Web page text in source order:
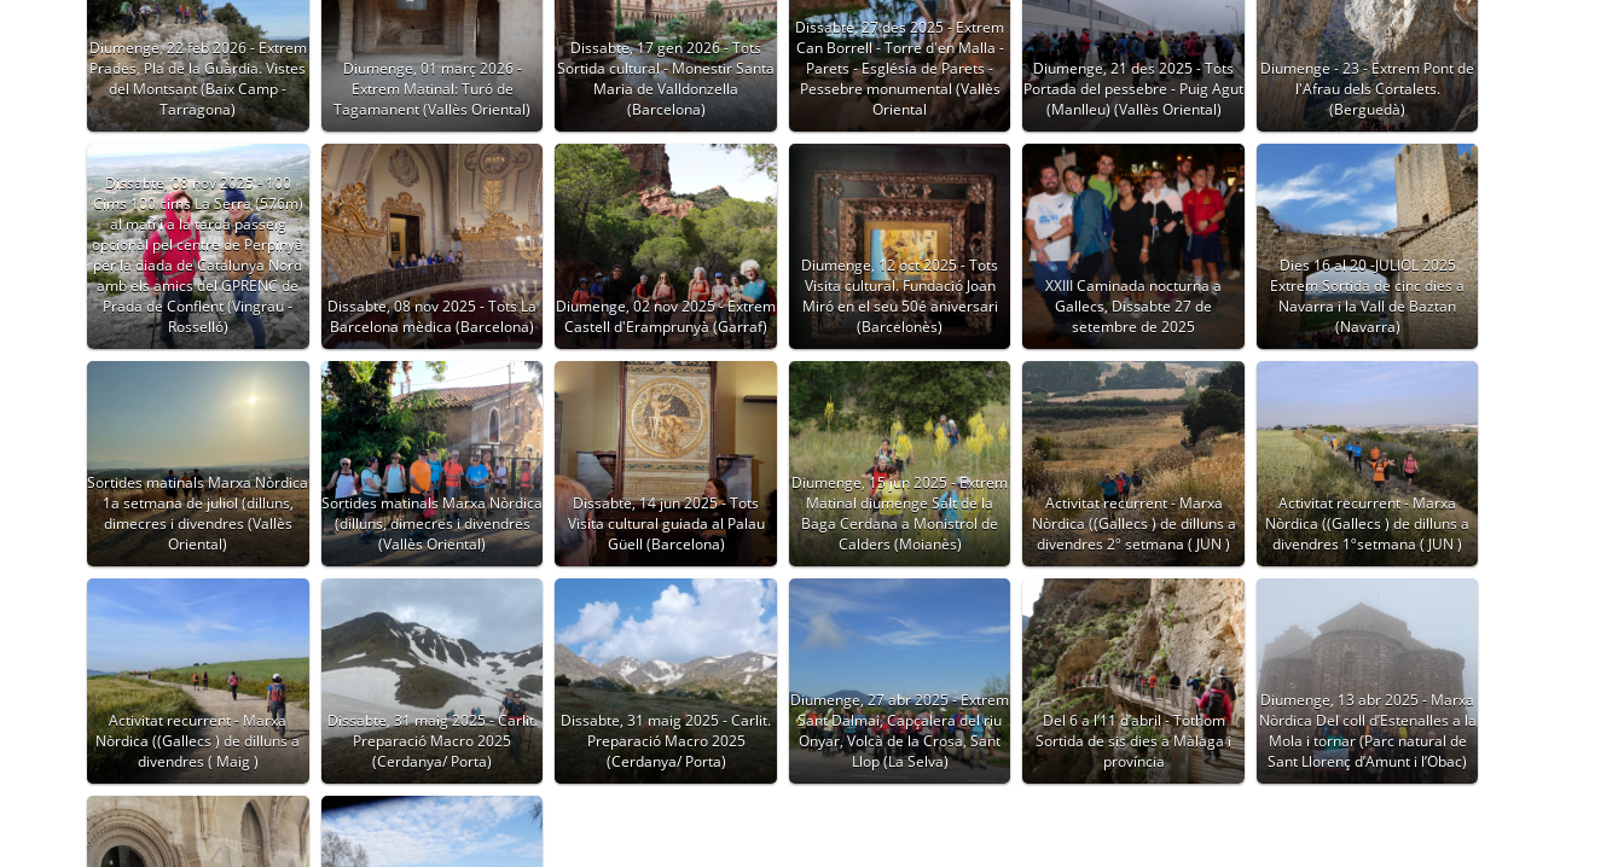
Diumenge, 22 feb 2026 - Extrem
Prades, Pla de la Guàrdia. Vistes
del Montsant (Baix Camp -
Tarragona)
Diumenge, 01 març 2026 -
Extrem Matinal: Turó de
Tagamanent (Vallès Oriental)
Dissabte, 17 gen 2026 - Tots
Sortida cultural - Monestir Santa
Maria de Valldonzella
(Barcelona)
Dissabte, 27 des 2025 - Extrem
Can Borrell - Torre d'en Malla -
Parets - Església de Parets -
Pessebre monumental (Vallès
Oriental
Diumenge, 21 des 2025 - Tots
Portada del pessebre - Puig Agut
(Manlleu) (Vallès Oriental)
Diumenge - 23 - Extrem Pont de
l'Afrau dels Cortalets.
(Berguedà)
Dissabte, 08 nov 2025 - 100
Cims 100 cims La Serra (576m)
al matí i a la tarda passeig
opcional pel centre de Perpinyà
per la diada de Catalunya Nord
amb els amics del GPRENC de
Prada de Conflent (Vingrau -
Rosselló)
Dissabte, 08 nov 2025 - Tots La
Barcelona mèdica (Barcelona)
Diumenge, 02 nov 2025 - Extrem
Castell d'Eramprunyà (Garraf)
Diumenge, 12 oct 2025 - Tots
Visita cultural. Fundació Joan
Miró en el seu 50é aniversari
(Barcelonès)
XXIII Caminada nocturna a
Gallecs, Dissabte 27 de
setembre de 2025
Dies 16 al 20 -JULIOL 2025
Extrem Sortida de cinc dies a
Navarra i la Vall de Baztan
(Navarra)
Sortides matinals Marxa Nòrdica
1a setmana de juliol (dilluns,
dimecres i divendres (Vallès
Oriental)
Sortides matinals Marxa Nòrdica
(dilluns, dimecres i divendres
(Vallès Oriental)
Dissabte, 14 jun 2025 - Tots
Visita cultural guiada al Palau
Güell (Barcelona)
Diumenge, 15 jun 2025 - Extrem
Matinal diumenge Salt de la
Baga Cerdana a Monistrol de
Calders (Moianès)
Activitat recurrent - Marxa
Nòrdica ((Gallecs ) de dilluns a
divendres 2º setmana ( JUN )
Activitat recurrent - Marxa
Nòrdica ((Gallecs ) de dilluns a
divendres 1ºsetmana ( JUN )
Activitat recurrent - Marxa
Nòrdica ((Gallecs ) de dilluns a
divendres ( Maig )
Dissabte, 31 maig 2025 - Carlit.
Preparació Macro 2025
(Cerdanya/ Porta)
Dissabte, 31 maig 2025 - Carlit.
Preparació Macro 2025
(Cerdanya/ Porta)
Diumenge, 27 abr 2025 - Extrem
Sant Dalmai, Capçalera del riu
Onyar, Volcà de la Crosa, Sant
Llop (La Selva)
Del 6 a l’11 d’abril - Tothom
Sortida de sis dies a Màlaga i
província
Diumenge, 13 abr 2025 - Marxa
Nòrdica Del coll d’Estenalles a la
Mola i tornar (Parc natural de
Sant Llorenç d’Amunt i l’Obac)